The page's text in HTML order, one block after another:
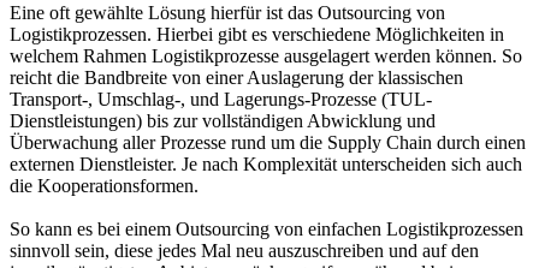
Eine oft gewählte Lösung hierfür ist das Outsourcing von
Logistikprozessen. Hierbei gibt es verschiedene Möglichkeiten in
welchem Rahmen Logistikprozesse ausgelagert werden können. So
reicht die Bandbreite von einer Auslagerung der klassischen
Transport-, Umschlag-, und Lagerungs-Prozesse (TUL-
Dienstleistungen) bis zur vollständigen Abwicklung und
Überwachung aller Prozesse rund um die Supply Chain durch einen
externen Dienstleister. Je nach Komplexität unterscheiden sich auch
die Kooperationsformen.
So kann es bei einem Outsourcing von einfachen Logistikprozessen
sinnvoll sein, diese jedes Mal neu auszuschreiben und auf den